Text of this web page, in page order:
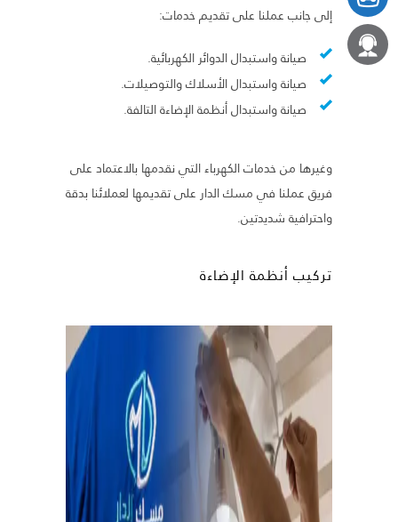
إلى جانب عملنا على تقديم خدمات:
صيانة واستبدال الدوائر الكهربائية.
صيانة واستبدال الأسلاك والتوصيلات.
صيانة واستبدال أنظمة الإضاءة التالفة.
وغيرها من خدمات الكهرباء التي نقدمها بالاعتماد على
فريق عملنا في مسك الدار على تقديمها لعملائنا بدقة
واحترافية شديدتين.
تركيب أنظمة الإضاءة